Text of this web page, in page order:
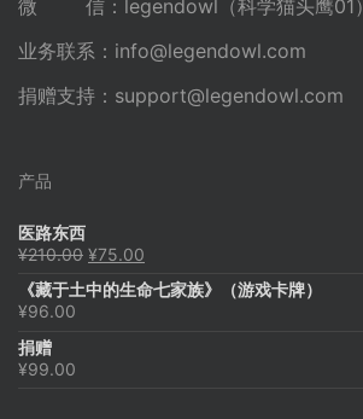
微 信：legendowl（科学猫头鹰01）
业务联系： info@legendowl.com
捐赠支持： support@legendowl.com
产品
医路东西
¥210.00 原
为：
¥75.00
价
《藏于土中的生命七家族》（游戏卡牌）
¥96.00
捐赠
¥99.00